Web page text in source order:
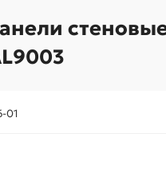
01